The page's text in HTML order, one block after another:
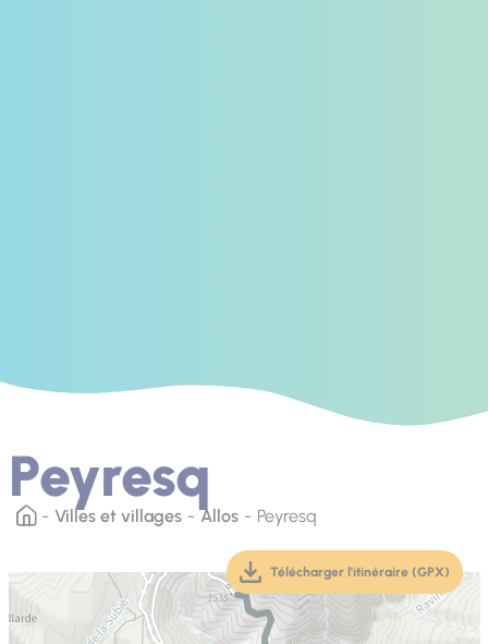
Peyresq
Villes et villages Allos Peyresq
Télécharger l'itinéraire (GPX)
(téléchargement,